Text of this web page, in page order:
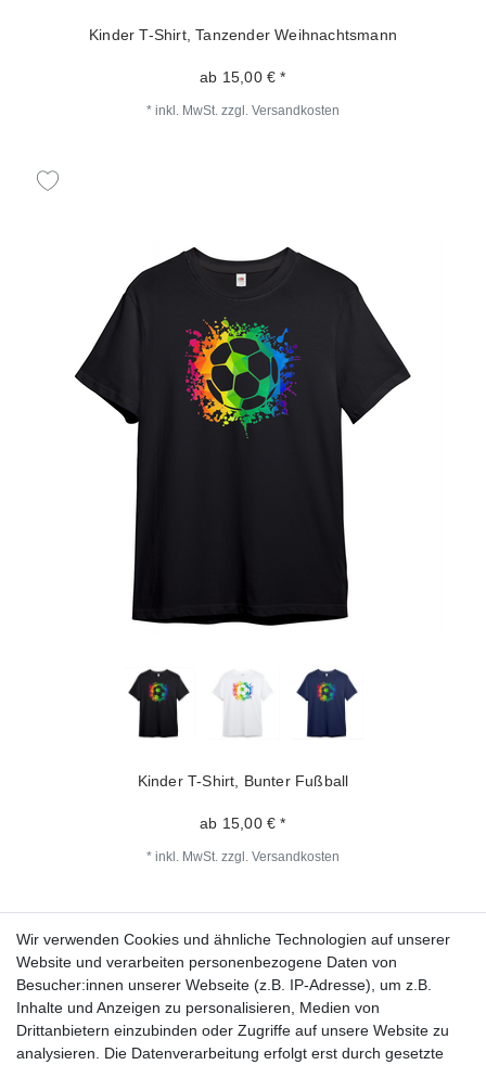
Kinder T-Shirt, Tanzender Weihnachtsmann
ab 15,00 € *
* inkl. MwSt. zzgl. Versandkosten
Kinder T-Shirt, Bunter Fußball
ab 15,00 € *
* inkl. MwSt. zzgl. Versandkosten
Fragen zur Bestellung?
Zahlungsarten
Wir verwenden Cookies und ähnliche Technologien auf unserer
Website und verarbeiten personenbezogene Daten von
Besucher:innen unserer Webseite (z.B. IP-Adresse), um z.B.
Inhalte und Anzeigen zu personalisieren, Medien von
Drittanbietern einzubinden oder Zugriffe auf unsere Website zu
analysieren. Die Datenverarbeitung erfolgt erst durch gesetzte